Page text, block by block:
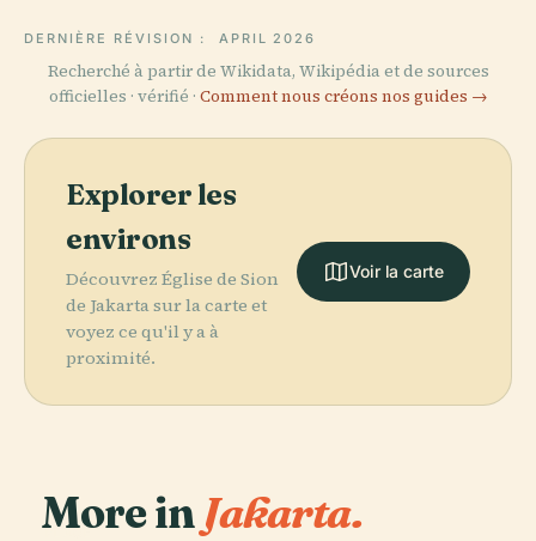
DERNIÈRE RÉVISION : APRIL 2026
Recherché à partir de Wikidata, Wikipédia et de sources
officielles · vérifié · Comment nous créons nos guides →
Explorer les
environs
Découvrez Église de Sion
de Jakarta sur la carte et
voyez ce qu'il y a à
proximité.
Voir la carte
More in Jakarta.
PLACE